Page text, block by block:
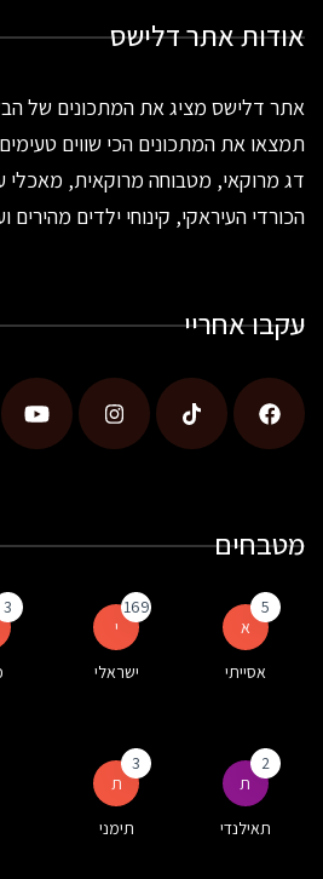
אודות אתר דלישס
אתר דלישס מציג את המתכונים של
תמצאו את המתכונים הכי שווים
דג מרוקאי, מטבוחה מרוקאית,
הכורדי העיראקי, קינוחי ילדים מהירים
עקבו אחריי
מטבחים
א
5
אסייתי
י
169
ישראלי
3
ת
2
תאילנדי
ת
3
תימני